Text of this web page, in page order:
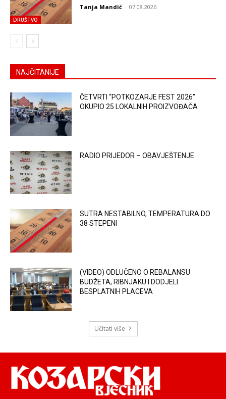
DRUŠTVO
Tanja Mandić - 07.08.2026.
NAJČITANIJE
ČETVRTI “POTKOZARJE FEST 2026”
OKUPIO 25 LOKALNIH PROIZVOĐAČA
RADIO PRIJEDOR – OBAVJEŠTENJE
SUTRA NESTABILNO, TEMPERATURA DO
38 STEPENI
(VIDEO) ODLUČENO O REBALANSU
BUDŽETA, RIBNJAKU I DODJELI
BESPLATNIH PLACEVA
Učitati više